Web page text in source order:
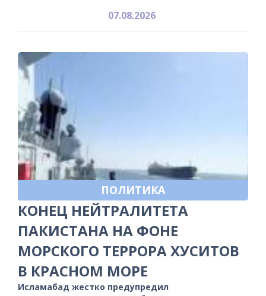
07.08.2026
ПОЛИТИКА
КОНЕЦ НЕЙТРАЛИТЕТА
ПАКИСТАНА НА ФОНЕ
МОРСКОГО ТЕРРОРА ХУСИТОВ
В КРАСНОМ МОРЕ
Исламабад жестко предупредил